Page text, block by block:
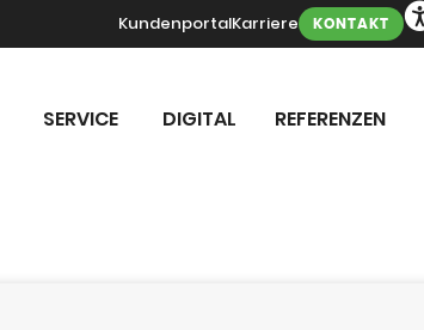
KundenportalKarriere KONTAKT
SERVICE DIGITAL REFERENZEN